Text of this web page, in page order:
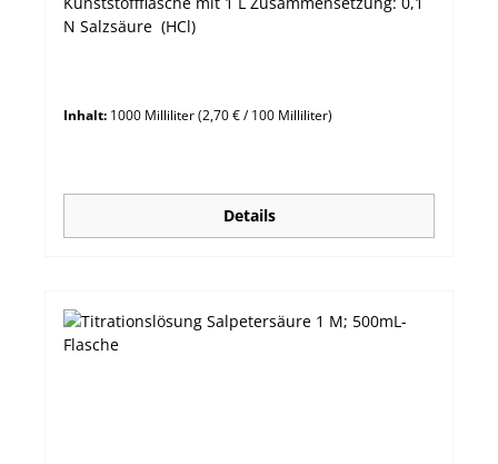
N Salzsäure (HCl)
Inhalt: 1000 Milliliter(2,70 € / 100 Milliliter)
Details